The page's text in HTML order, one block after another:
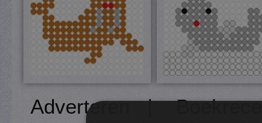
Adverteren|